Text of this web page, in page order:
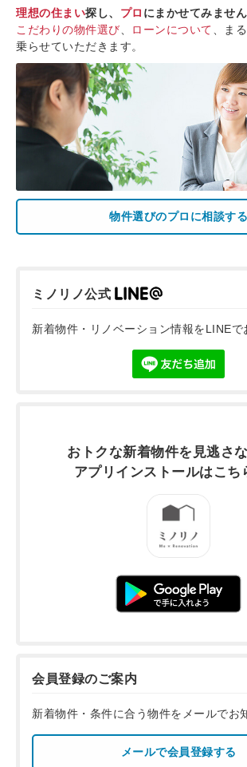
理想の住まい探し、 プロ にまかせてみませ
こだわりの物件選び
ローンについて 、ま
乗らせていただきます。
物件選びのプロに相談する
ミノリノ公式
新着物件・リノベーション情報をLINEで
おトクな新着物件を 見逃さ
アプリインストールはこち
会員登録のご案内
新着物件・条件に合う物件をメールでお
メールで会員登録する